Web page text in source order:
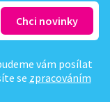
vám posílat
se zpracováním